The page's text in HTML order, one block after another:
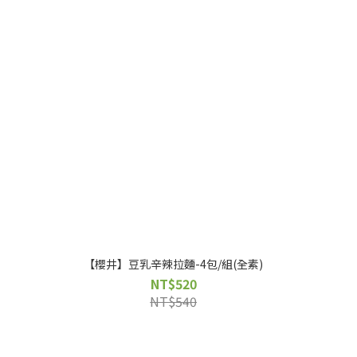
【櫻井】豆乳辛辣拉麵-4包/組(全素)
NT$520
NT$540